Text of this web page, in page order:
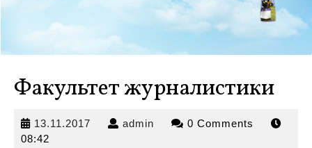
Факультет журналистики
13.11.2017 13.11.2017
admin admin 0 Comments
08:42